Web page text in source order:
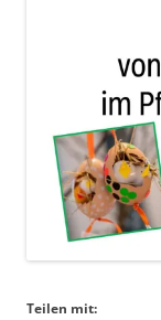
Teilen mit: